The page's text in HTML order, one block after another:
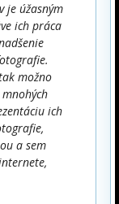
je úžasným
ich práca
možno
ich
a sem